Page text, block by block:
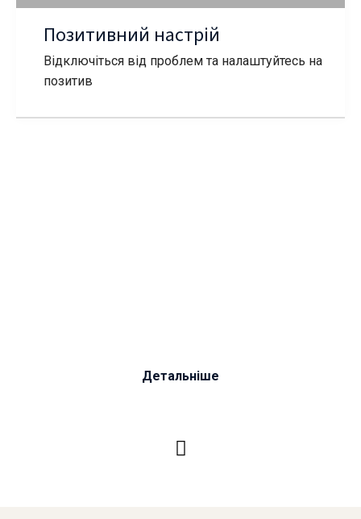
Позитивний настрій
Відключіться від проблем та налаштуйтесь на
позитив
Детальніше